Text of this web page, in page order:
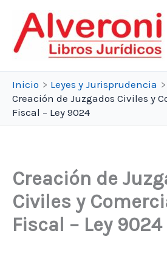
contenido
Inicio
Leyes y Jurisprudencia
Creación de Juzgados Civiles y
Fiscal – Ley 9024
Creación de
Civiles y
Fiscal – Ley 9024